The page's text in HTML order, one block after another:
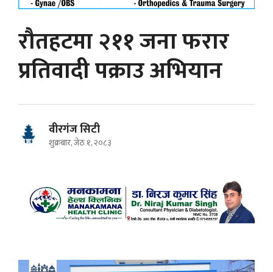
रौतहटमा २११ जना फरार
प्रतिवादी पक्राउ अभियान
वीरगंज सिटी
शुक्रबार, जेठ १, २०८३